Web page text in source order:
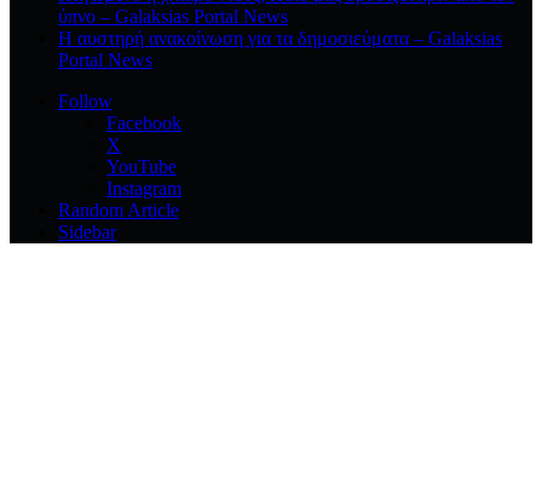
ύπνο – Galaksias Portal News
Η αυστηρή ανακοίνωση για τα δημοσιεύματα – Galaksias
Portal News
Follow
Facebook
X
YouTube
Instagram
Random Article
Sidebar